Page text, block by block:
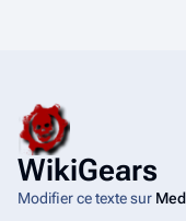
WikiGears
Modifier ce texte sur